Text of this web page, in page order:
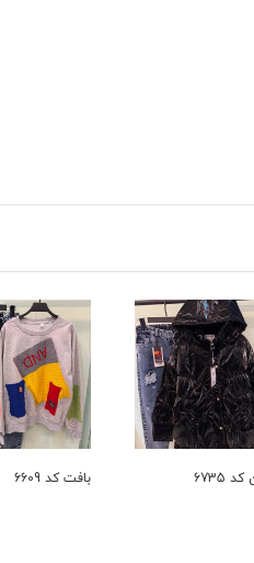
بافت کد 6609 پیراهن کد6386